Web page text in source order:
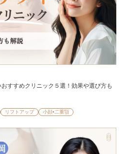
おすすめクリニック５選！効果や選び方も
リフトアップ 小顔•二重顎